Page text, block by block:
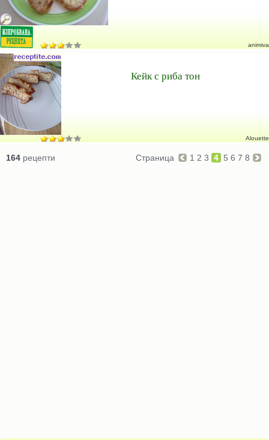
animiva
Кейк с риба тон
Alouette
164 рецепти Страница 1 2 3 4 5 6 7 8